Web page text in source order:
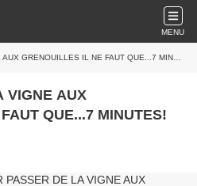
MENU
GRENOUILLES IL NE FAUT QUE...7 MINUTES!
VIGNE AUX
QUE...7 MINUTES!